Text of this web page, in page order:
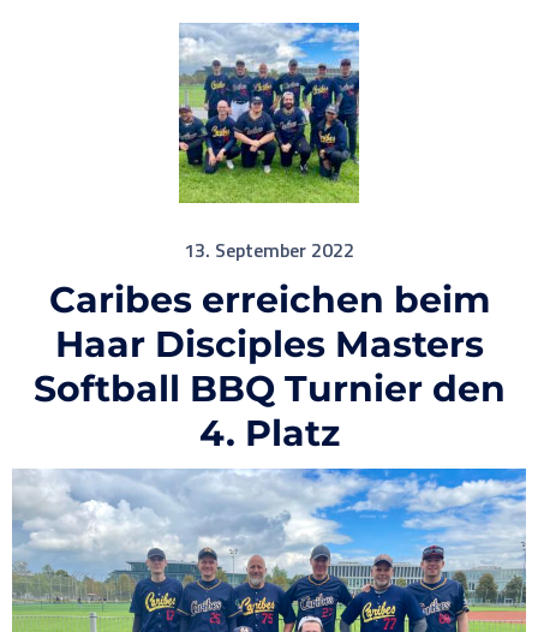
13. September 2022
Caribes erreichen beim
Haar Disciples Masters
Softball BBQ Turnier den
4. Platz